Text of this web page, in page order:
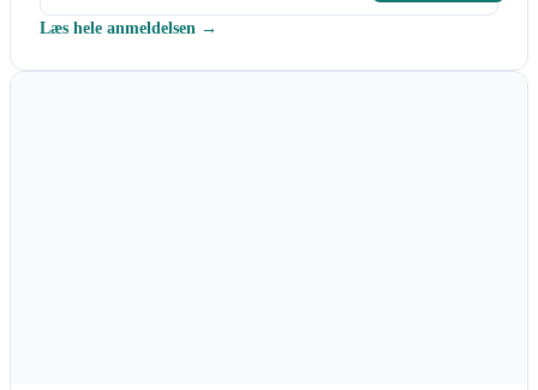
Læs hele anmeldelsen →